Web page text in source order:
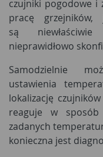
czujniki pogodowe i
pracę grzejników,
są
nieprawidłowo
Samodzielnie
ustawienia
lokalizację
reaguje w sposób
zadanych
konieczna jest